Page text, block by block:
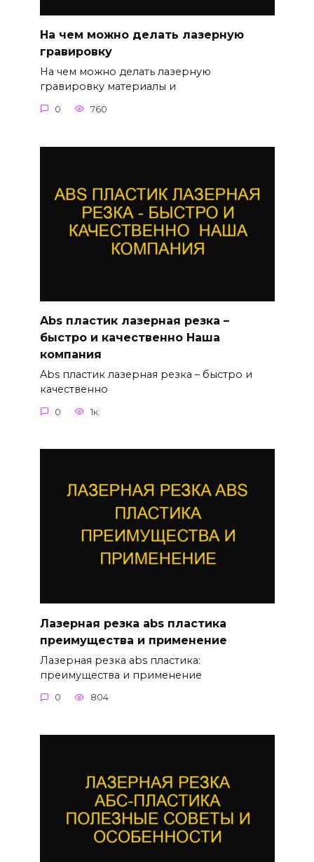
На чем можно делать лазерную
гравировку
На чем можно делать лазерную
гравировку материалы и
0 760
Abs пластик лазерная резка –
быстро и качественно Наша
компания
Abs пластик лазерная резка – быстро и
качественно
0 1к.
Лазерная резка abs пластика
преимущества и применение
Лазерная резка abs пластика:
преимущества и применение
0 804